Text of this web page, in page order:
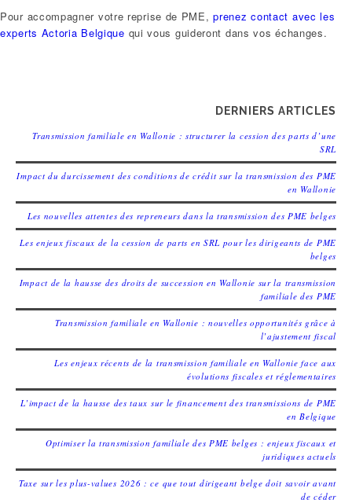
Pour accompagner votre reprise de PME,prenez contact avec les
experts Actoria Belgique qui vous guideront dans vos échanges.
DERNIERS ARTICLES
Transmission familiale en Wallonie : structurer la cession des parts d’une
SRL
Impact du durcissement des conditions de crédit sur la transmission des PME
en Wallonie
Les nouvelles attentes des repreneurs dans la transmission des PME belges
Les enjeux fiscaux de la cession de parts en SRL pour les dirigeants de PME
belges
Impact de la hausse des droits de succession en Wallonie sur la transmission
familiale des PME
Transmission familiale en Wallonie : nouvelles opportunités grâce à
l’ajustement fiscal
Les enjeux récents de la transmission familiale en Wallonie face aux
évolutions fiscales et réglementaires
L’impact de la hausse des taux sur le financement des transmissions de PME
en Belgique
Optimiser la transmission familiale des PME belges : enjeux fiscaux et
juridiques actuels
Taxe sur les plus-values 2026 : ce que tout dirigeant belge doit savoir avant
de céder